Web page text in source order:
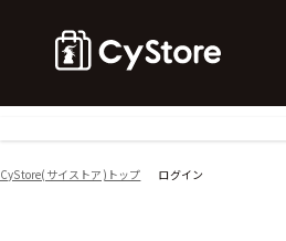
アクリルスタ
CyStore(サイストア)トップ ログイン